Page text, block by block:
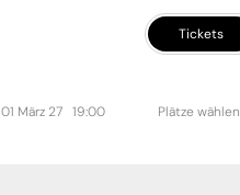
Tickets
Plätze wählen
01 März 27 19:00